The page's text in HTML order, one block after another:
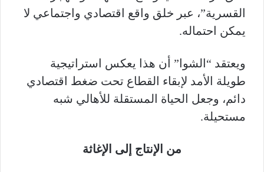
القسرية”، عبر خلق واقع اقتصادي واجتماعي لا
يمكن احتماله.
ويعتقد “الشوا” أن هذا يعكس استراتيجية
طويلة الأمد لإبقاء القطاع تحت ضغط اقتصادي
دائم، وجعل الحياة المستقلة للأهالي شبه
مستحيلة.
من الإنتاج إلى الإغاثة